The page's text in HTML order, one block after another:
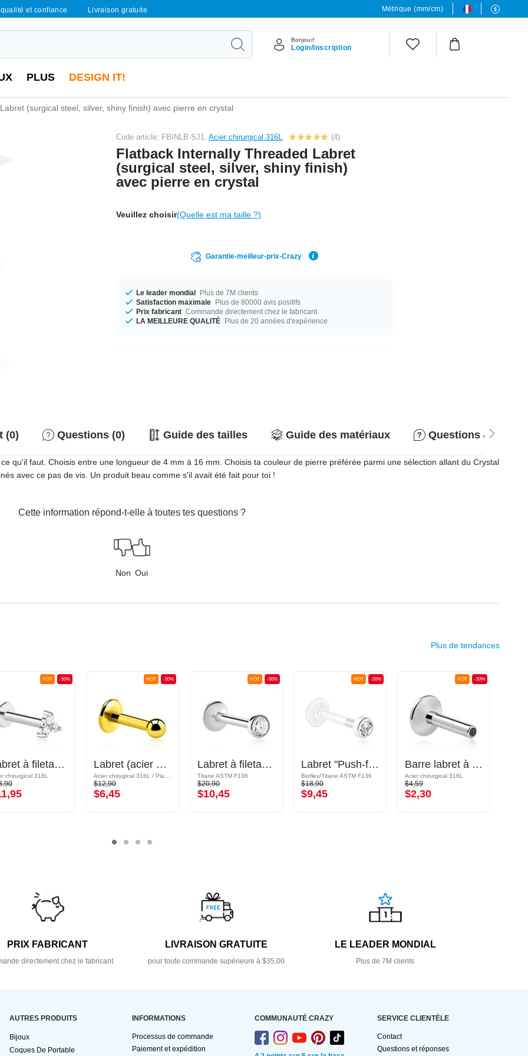
qualité et confiance Livraison gratuite Métrique (mm/cm)
Bonjour!
Login/Inscription
PLUS DESIGN IT!
(surgical steel, silver, shiny finish) avec pierre en crystal
Code article: FBINLB-SJ1,Acier chirurgical 316L (4)
Flatback Internally Threaded Labret
(surgical steel, silver, shiny finish)
avec pierre en crystal
Veuillez choisir(Quelle est ma taille ?)
Garantie-meilleur-prix-Crazy
Le leader mondial Plus de 7M clients
Satisfaction maximale Plus de 80000 avis positifs
Prix fabricant Commande directement chez le fabricant
LA MEILLEURE QUALITÉ Plus de 20 années d'expérience
(0) Questions (0) Guide des tailles Guide des matériaux Questions &
qu'il faut. Choisis entre une longueur de 4 mm à 16 mm. Choisis ta couleur de pierre préférée parmi une sélection allant du Crystal
avec ce pas de vis. Un produit beau comme s'il avait été fait pour toi !
Cette information répond-t-elle à toutes tes questions ?
Non Oui
Plus de tendances
-50%
HOT
Labret à filetage interne avec pierres en cristal
chirurgical 316L
-50%
HOT
Labret (acier chirurgical, or, finition brillante) avec boule
$12,90
$6,45
-50%
HOT
Labret à filetage interne (titane, finition brillante) avec pierre en crystal
Titane ASTM F136
$20,90
$10,45
-50%
HOT
Labret "Push-fit" sans filetage (bioflex, couleurs différentes) avec accessoire et pierre en crystal
Bioflex/Titane ASTM F136
$18,90
$9,45
-50%
HOT
Barre labret à filetage interne (acier chirurgical, argent, finition brillante)
Acier chirurgical 316L
$4,59
$2,30
PRIX FABRICANT
directement chez le fabricant
LIVRAISON GRATUITE
pour toute commande supérieure à $35,00
LE LEADER MONDIAL
Plus de 7M clients
AUTRES PRODUITS
Bijoux
Coques De Portable
INFORMATIONS
Processus de commande
Paiement et expédition
COMMUNAUTÉ CRAZY SERVICE CLIENTÈLE
Contact
Questions et réponses